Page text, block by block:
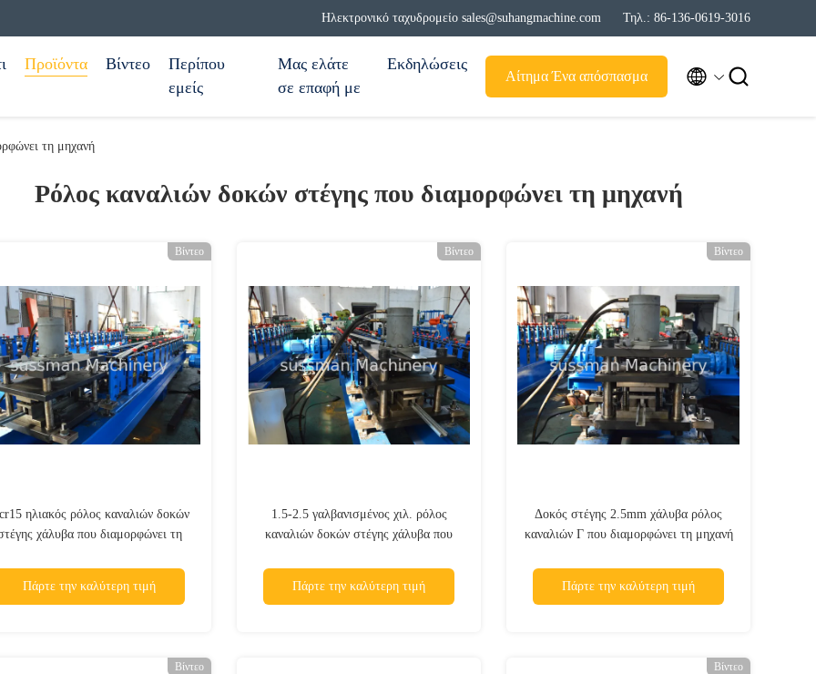
Ηλεκτρονικό ταχυδρομείο sales@suhangmachine.com Τηλ.: 86-136-0619-3016
Προϊόντα Βίντεο
Περίπου
εμείς
Μας ελάτε
σε επαφή με
Εκδηλώσεις
Αίτημα Ένα απόσπασμα  
τη μηχανή
Ρόλος καναλιών δοκών στέγης που διαμορφώνει τη μηχανή
Βίντεο
ηλιακός ρόλος καναλιών δοκών
χάλυβα που διαμορφώνει τη
Πάρτε την καλύτερη τιμή
Βίντεο
1.5-2.5 γαλβανισμένος χιλ. ρόλος
καναλιών δοκών στέγης χάλυβα που
Πάρτε την καλύτερη τιμή
Βίντεο
Δοκός στέγης 2.5mm χάλυβα ρόλος
καναλιών Γ που διαμορφώνει τη μηχανή
Πάρτε την καλύτερη τιμή
Βίντεο Βίντεο